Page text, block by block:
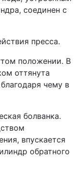
соединен с
пресса.
положении. В
оттянута
чему в
болванка.
впускается
обратного